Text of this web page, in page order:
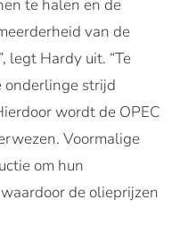
te halen en de
van de
legt Hardy uit. “Te
onderlinge strijd
wordt de OPEC
Voormalige
om hun
de olieprijzen